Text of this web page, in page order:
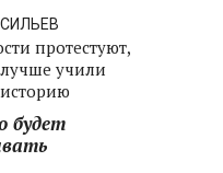
протестуют,
учили
будет